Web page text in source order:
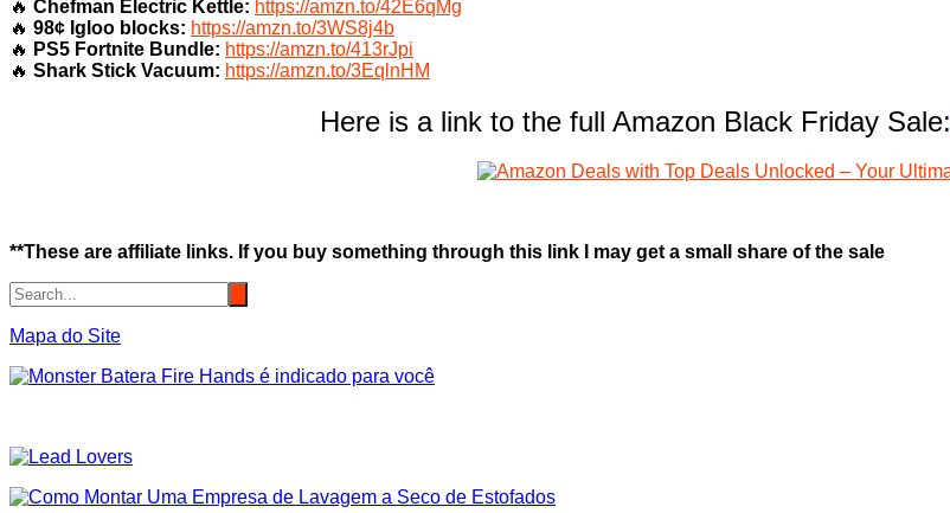
🔥 Chefman Electric Kettle: https://amzn.to/42E6qMg
🔥 98¢ Igloo blocks: https://amzn.to/3WS8j4b
🔥 PS5 Fortnite Bundle: https://amzn.to/413rJpi
🔥 Shark Stick Vacuum: https://amzn.to/3EqlnHM
Here is a link to the full Amazon Black Friday Sale:
**These are affiliate links. If you buy something through this link I may get a small share of the sale
Mapa do Site